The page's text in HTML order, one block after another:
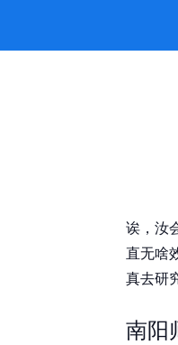
系，文书无乱
诶，汝
直无啥
真去研
南阳